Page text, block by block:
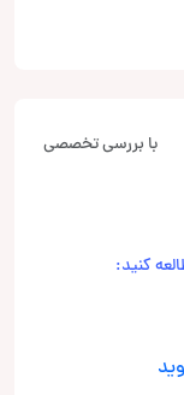
با بررسی تخصصی
کنید: